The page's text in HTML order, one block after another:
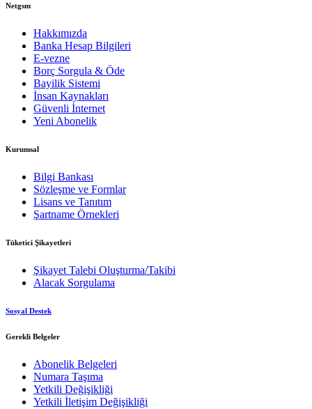
Netgsm
Hakkımızda
Banka Hesap Bilgileri
E-vezne
Borç Sorgula & Öde
Bayilik Sistemi
İnsan Kaynakları
Güvenli İnternet
Yeni Abonelik
Kurumsal
Bilgi Bankası
Sözleşme ve Formlar
Lisans ve Tanıtım
Şartname Örnekleri
Tüketici Şikayetleri
Şikayet Talebi Oluşturma/Takibi
Alacak Sorgulama
Sosyal Destek
Gerekli Belgeler
Abonelik Belgeleri
Numara Taşıma
Yetkili Değişikliği
Yetkili İletişim Değişikliği